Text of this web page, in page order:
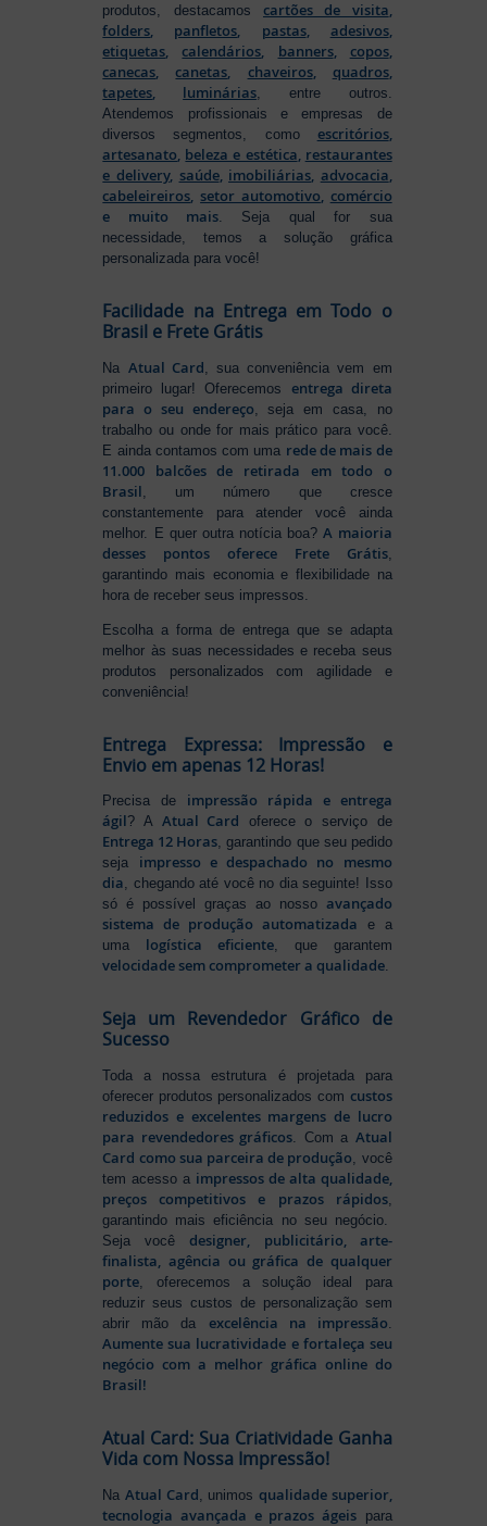
produtos, destacamos cartões de visita,
folders, panfletos, pastas, adesivos,
etiquetas,calendários, banners, copos,
canecas,canetas, chaveiros, quadros,
tapetes, luminárias, entre outros.
Atendemos profissionais e empresas de
diversos segmentos, como escritórios,
artesanato, beleza e estética, restaurantes
e delivery, saúde, imobiliárias, advocacia,
cabeleireiros, setor automotivo, comércio
e muito mais. Seja qual for sua
necessidade, temos a solução gráfica
personalizada para você!
Facilidade na Entrega em Todo o
Brasil e Frete Grátis
Na Atual Card , sua conveniência vem em
primeiro lugar! Oferecemos entrega direta
para o seu endereço , seja em casa, no
trabalho ou onde for mais prático para você.
E ainda contamos com uma rede de mais de
11.000 balcões de retirada em todo o
Brasil , um número que cresce
constantemente para atender você ainda
melhor. E quer outra notícia boa?A maioria
desses pontos oferece Frete Grátis,
garantindo mais economia e flexibilidade na
hora de receber seus impressos.
Escolha a forma de entrega que se adapta
melhor às suas necessidades e receba seus
produtos personalizados com agilidade e
conveniência!
Entrega Expressa: Impressão e
Envio em apenas 12 Horas!
Precisa de impressão rápida e entrega
ágil? A Atual Card oferece o serviço de
Entrega 12 Horas, garantindo que seu pedido
seja impresso e despachado no mesmo
dia, chegando até você no dia seguinte! Isso
só é possível graças ao nosso avançado
sistema de produção automatizada e a
uma logística eficiente, que garantem
velocidade sem comprometer a qualidade.
Seja um Revendedor Gráfico de
Sucesso
Toda a nossa estrutura é projetada para
oferecer produtos personalizados com custos
reduzidos e excelentes margens de lucro
para revendedores gráficos. Com a Atual
Card como sua parceira de produção, você
tem acesso a impressos de alta qualidade,
preços competitivos e prazos rápidos,
garantindo mais eficiência no seu negócio.
Seja vocêdesigner, publicitário, arte-
finalista, agência ou gráfica de qualquer
porte, oferecemos a solução ideal para
reduzir seus custos de personalização sem
abrir mão da excelência na impressão.
Aumente sua lucratividade e fortaleça seu
negócio com a melhor gráfica online do
Brasil!
Atual Card: Sua Criatividade Ganha
Vida com Nossa Impressão!
Na Atual Card , unimos qualidade superior,
tecnologia avançada e prazos ágeispara